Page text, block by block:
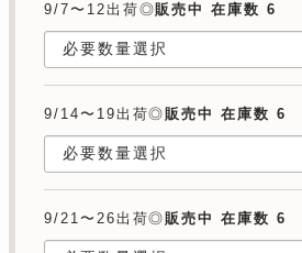
9/7〜12出荷◎販売中 在庫数 6
9/14〜19出荷◎販売中 在庫数 6
9/21〜26出荷◎販売中 在庫数 6